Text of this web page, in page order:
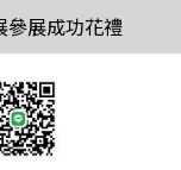
參展成功花禮